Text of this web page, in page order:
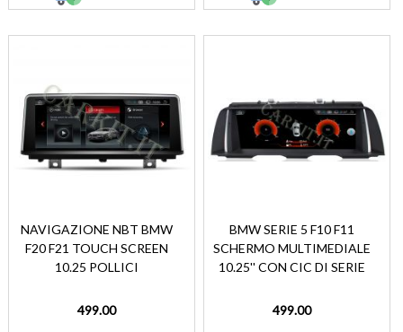
NAVIGAZIONE NBT BMW
F20 F21 TOUCH SCREEN
10.25 POLLICI
499.00
BMW SERIE 5 F10 F11
SCHERMO MULTIMEDIALE
10.25'' CON CIC DI SERIE
499.00